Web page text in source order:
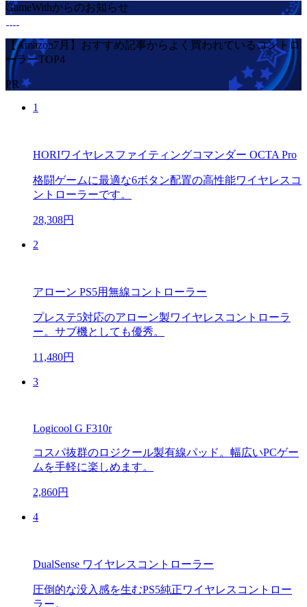
GameWithからのお知らせ
【Amazon7月】おすすめ記事からよく買われているコントロ
ーラーTOP4
PR
1
HORIワイヤレスファイティングコマンダー OCTA Pro
格闘ゲームに最適な6ボタン配置の高性能ワイヤレスコ
ントローラーです。
28,308円
2
アローン PS5用無線コントローラー
プレステ5対応のアローン製ワイヤレスコントローラ
ー。サブ機としても優秀。
11,480円
3
Logicool G F310r
コスパ抜群のロジクール製有線パッド。幅広いPCゲー
ムを手軽に楽しめます。
2,860円
4
DualSense ワイヤレスコントローラー
圧倒的な没入感を生むPS5純正ワイヤレスコントロー
ラー。